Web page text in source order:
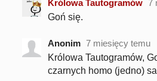
Królowa Tautogramów
7
Goń się.
Anonim 7 miesięcy temu
Królowa Tautogramów,
czarnych homo (jedno)